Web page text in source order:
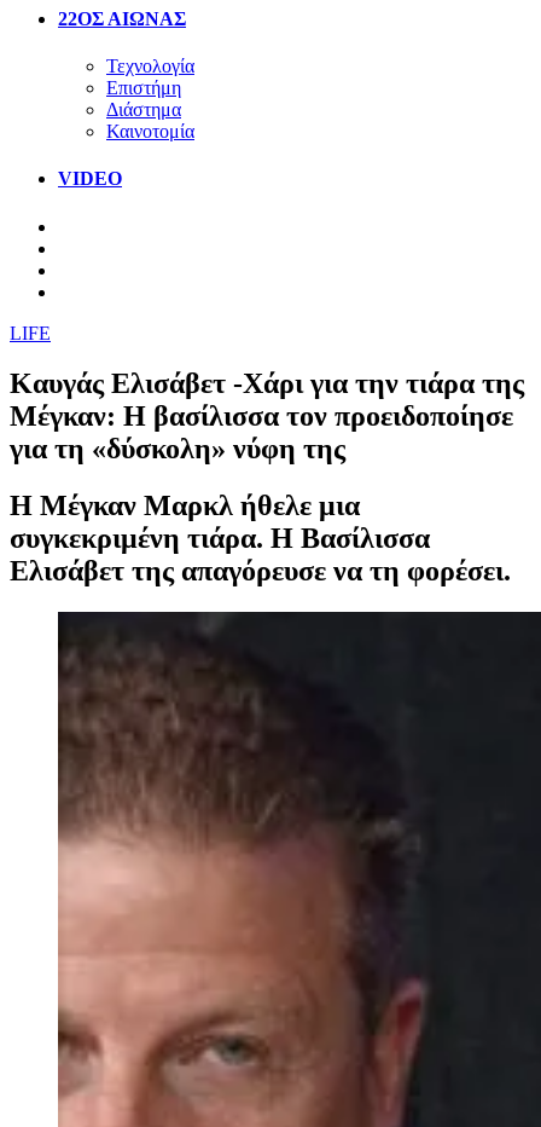
22ΟΣ ΑΙΩΝΑΣ
Τεχνολογία
Επιστήμη
Διάστημα
Καινοτομία
VIDEO
LIFE
Καυγάς Ελισάβετ -Χάρι για την τιάρα της
Μέγκαν: Η βασίλισσα τον προειδοποίησε
για τη «δύσκολη» νύφη της
H Μέγκαν Μαρκλ ήθελε μια
συγκεκριμένη τιάρα. Η Βασίλισσα
Ελισάβετ της απαγόρευσε να τη φορέσει.